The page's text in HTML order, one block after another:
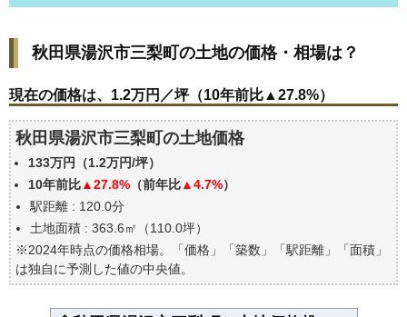
現在の価格は、1.2万円／坪（10年前比▲27.8%）
価格を詳細に分析しよう
秋田県湯沢市三梨町の土地の過去の売買事例
公示地価はいくら
エリアの将来性を人口予想から検討しよう
自分の年収でいくらの不動産が買える？
秋田県湯沢市三梨町の土地の価格・相場は？
現在の価格は、1.2万円／坪（10年前比▲27.8%）
秋田県湯沢市三梨町の土地価格
133万円（1.2万円/坪）
10年前比▲27.8% （前年比▲4.7%）
駅距離 : 120.0分
土地面積 : 363.6㎡（110.0坪）
※2024年時点の価格相場。「価格」「築数」「駅距離」「面積」
は独自に予測した値の中央値。